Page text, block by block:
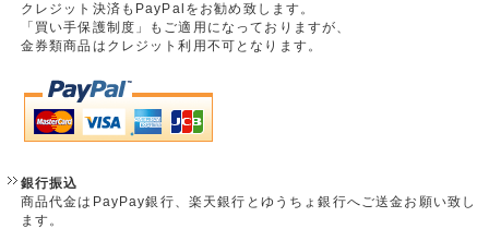
クレジット決済もPayPalをお勧め致します。
「買い手保護制度」もご適用になっておりますが、
金券類商品はクレジット利用不可となります。
銀行振込
商品代金はPayPay銀行、楽天銀行とゆうちょ銀行へご送金お願い致し
ます。